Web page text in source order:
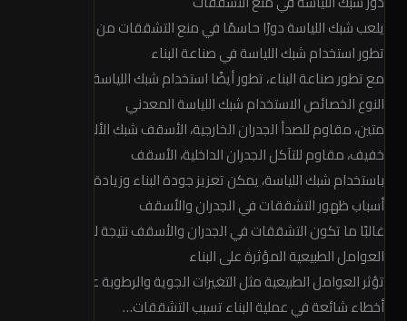
يلعب شبك اللياسة دورًا حاسمًا في منع التشققات من خلال توزيع
تطور استخدام شبك اللياسة في صناعة البناء
مع تطور صناعة البناء، تطور أيضًا استخدام شبك اللياسة. أصبحت
النوع الخصائص الاستخدام شبك اللياسة المعدني
متين، مقاوم للصدأ الجدران الخارجية، الأسقف شبك الألياف الزجاجية
خفيف، مقاوم للتآكل الجدران الداخلية، الأسقف
باستخدام شبك اللياسة، يمكن تعزيز جودة البناء وزيادة عمر المبنى
أسباب ظهور التشققات في الجدران والأسقف
غالبًا ما تكون التشققات في الجدران والأسقف نتيجة لتأثير العوامل
العوامل الطبيعية المؤثرة على البناء
تؤثر العوامل الطبيعية مثل التغيرات الجوية والرطوبة على استقرار
أخطاء شائعة في عملية البناء تسبب التشققات…